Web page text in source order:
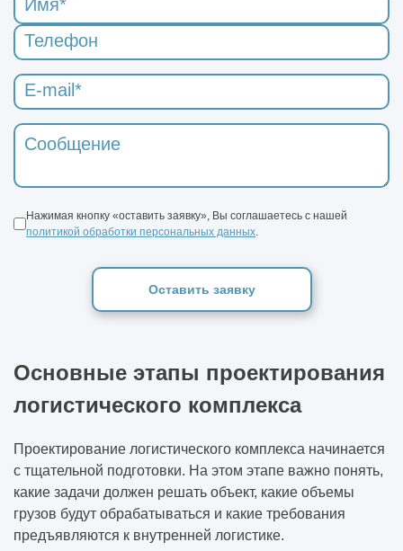
Нажимая кнопку «оставить заявку», Вы соглашаетесь с нашей
политикой обработки персональных данных
Оставить заявку
Основные этапы проектирования
логистического комплекса
Проектирование логистического комплекса начинается
с тщательной подготовки. На этом этапе важно понять,
какие задачи должен решать объект, какие объемы
грузов будут обрабатываться и какие требования
предъявляются к внутренней логистике.